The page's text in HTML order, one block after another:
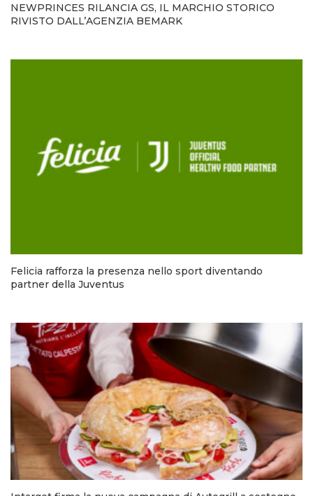
NEWPRINCES RILANCIA GS, IL MARCHIO STORICO
RIVISTO DALL’AGENZIA BEMARK
Felicia rafforza la presenza nello sport diventando
partner della Juventus